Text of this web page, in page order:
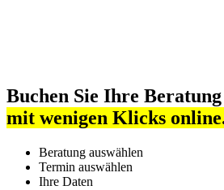
Buchen Sie Ihre
mit wenigen Klicks
Beratung auswählen
Termin auswählen
Ihre Daten